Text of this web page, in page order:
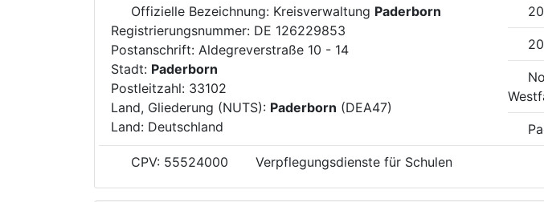
Offizielle Bezeichnung: Kreisverwaltung Paderborn
Registrierungsnummer: DE 126229853
Postanschrift: Aldegreverstraße 10 - 14
Stadt: Paderborn
Postleitzahl: 33102
Land, Gliederung (NUTS): Paderborn (DEA47)
Land: Deutschland
CPV: 55524000 Verpflegungsdienste für Schulen